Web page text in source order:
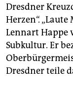
Dresdner
Herzen“.
Lennart Happe
Subkultur. Er
Dresdner teile